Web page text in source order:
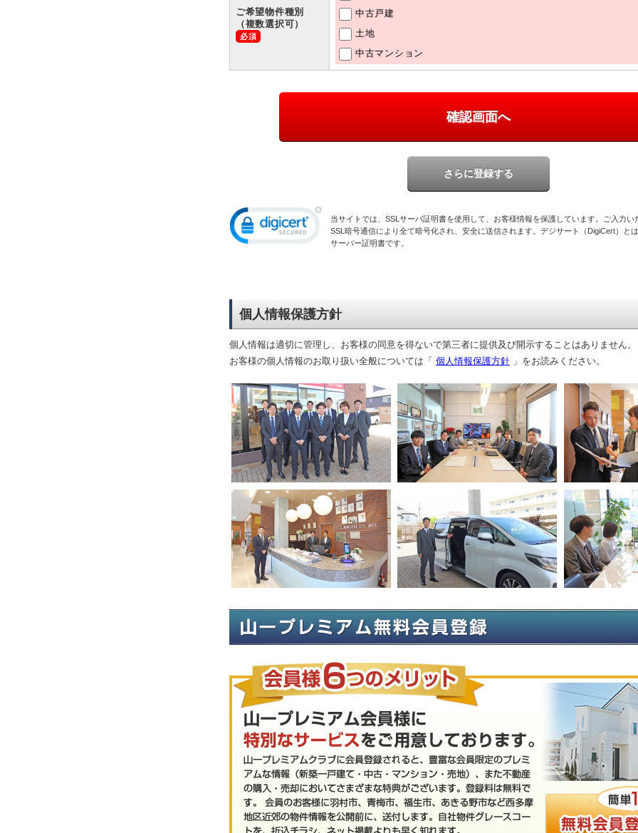
ご希望物件種別
（複数選択可）
中古戸建
土地
中古マンション
当サイトでは、SSLサーバ証明書を使用して、お客様情報を保護しています。ご入力い
SSL暗号通信により全て暗号化され、安全に送信されます。デジサート（DigiCert）と
サーバー証明書です。
個人情報保護方針
個人情報は適切に管理し、お客様の同意を得ないで第三者に提供及び開示することはありません。
お客様の個人情報のお取り扱い全般については「 個人情報保護方針 」をお読みください。